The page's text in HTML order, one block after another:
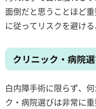
面倒だと思うことほど
に従ってリスクを避ける
クリニック・病院
白内障手術に限らず、
ク・病院選びは非常に